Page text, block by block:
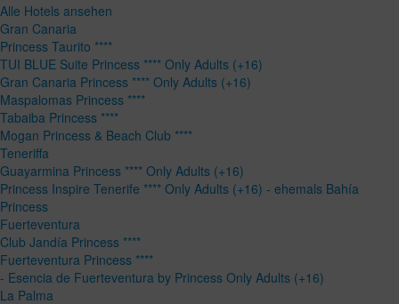
Alle Hotels ansehen
Gran Canaria
Princess Taurito ****
TUI BLUE Suite Princess **** Only Adults (+16)
Gran Canaria Princess **** Only Adults (+16)
Maspalomas Princess ****
Tabaiba Princess ****
Mogan Princess & Beach Club ****
Teneriffa
Guayarmina Princess **** Only Adults (+16)
Princess Inspire Tenerife **** Only Adults (+16) - ehemals Bahía
Princess
Fuerteventura
Club Jandía Princess ****
Fuerteventura Princess ****
- Esencia de Fuerteventura by Princess Only Adults (+16)
La Palma